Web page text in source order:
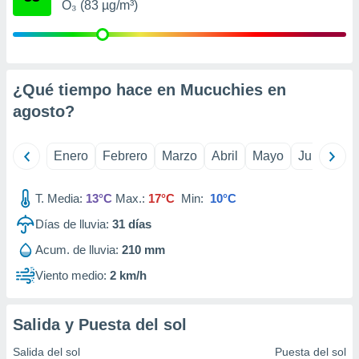
su
en
de
datos
O₃ (83 µg/m³)
¿Qué tiempo hace en Mucuchies en
agosto?
Enero Febrero Marzo Abril Mayo Junio
T. Media: 13°C Max.: 17°C Min: 10°C
Días de lluvia: 31 días
Acum. de lluvia: 210 mm
Viento medio: 2 km/h
Salida y Puesta del sol
Salida del sol Puesta del sol